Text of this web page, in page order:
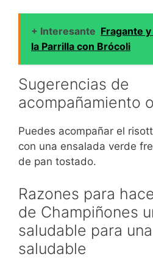
+ Interesante Fragante
la Parrilla con Brócoli
Sugerencias de
acompañamiento
Puedes acompañar el
con una ensalada verde
de pan tostado.
Razones para
de Champiñones
saludable para
saludable